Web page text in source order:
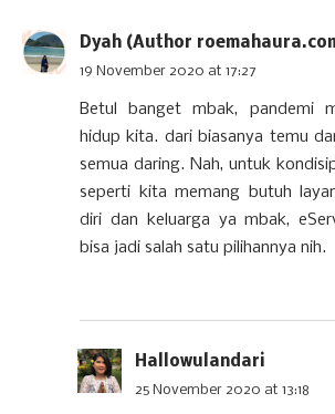
Dyah (Author
19 November 2020 at 17:27
Betul banget mbak, pandemi
hidup kita. dari biasanya temu
semua daring. Nah, untuk
seperti kita memang butuh
diri dan keluarga ya mbak,
bisa jadi salah satu pilihannya nih.
Hallowulandari
25 November 2020 at 13:18